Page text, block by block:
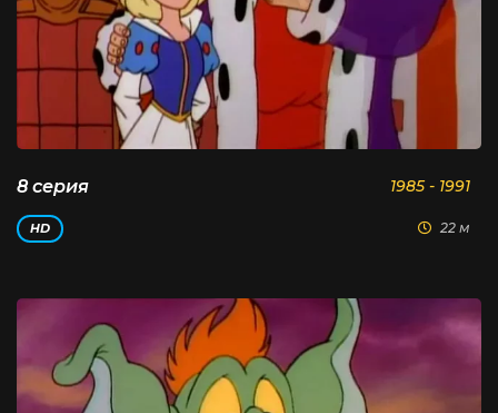
8 серия 1985 - 1991
HD 22 м